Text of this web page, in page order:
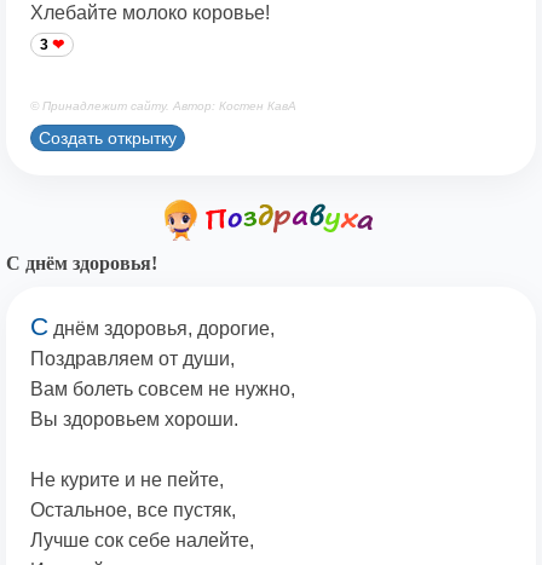
Хлебайте молоко коровье!
3
© Принадлежит сайту. Автор: Костен КавА
Создать открытку
С днём здоровья!
С днём здоровья, дорогие,
Поздравляем от души,
Вам болеть совсем не нужно,
Вы здоровьем хороши.
Не курите и не пейте,
Остальное, все пустяк,
Лучше сок себе налейте,